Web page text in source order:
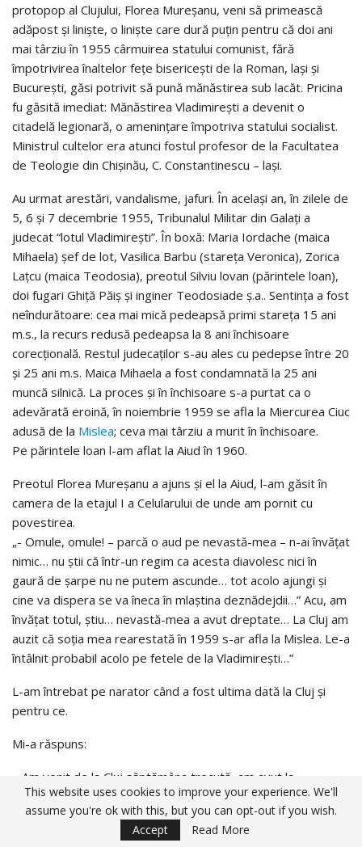
protopop al Clujului, Florea Mureşanu, veni să primească
adăpost şi linişte, o linişte care dură puţin pentru că doi ani
mai târziu în 1955 cârmuirea statului comunist, fără
împotrivirea înaltelor feţe bisericeşti de la Roman, laşi şi
Bucureşti, găsi potrivit să pună mănăstirea sub lacăt. Pricina
fu găsită imediat: Mănăstirea Vladimireşti a devenit o
citadelă legionară, o ameninţare împotriva statului socialist.
Ministrul cultelor era atunci fostul profesor de la Facultatea
de Teologie din Chişinău, C. Constantinescu – laşi.
Au urmat arestări, vandalisme, jafuri. În acelaşi an, în zilele de
5, 6 şi 7 decembrie 1955, Tribunalul Militar din Galaţi a
judecat “lotul Vladimireşti”. În boxă: Maria Iordache (maica
Mihaela) şef de lot, Vasilica Barbu (stareţa Veronica), Zorica
Lațcu (maica Teodosia), preotul Silviu lovan (părintele loan),
doi fugari Ghiţă Păiş şi inginer Teodosiade ş.a.. Sentinţa a fost
neîndurătoare: cea mai mică pedeapsă primi stareţa 15 ani
m.s., la recurs redusă pedeapsa la 8 ani închisoare
corecţională. Restul judecaţilor s-au ales cu pedepse între 20
şi 25 ani m.s. Maica Mihaela a fost condamnată la 25 ani
muncă silnică. La proces şi în închisoare s-a purtat ca o
adevărată eroină, în noiembrie 1959 se afla la Miercurea Ciuc
adusă de la Mislea; ceva mai târziu a murit în închisoare.
Pe părintele loan l-am aflat la Aiud în 1960.
Preotul Florea Mureşanu a ajuns şi el la Aiud, l-am găsit în
camera de la etajul I a Celularului de unde am pornit cu
povestirea.
„- Omule, omule! – parcă o aud pe nevastă-mea – n-ai învăţat
nimic… nu ştii că într-un regim ca acesta diavolesc nici în
gaură de şarpe nu ne putem ascunde… tot acolo ajungi şi
cine va dispera se va îneca în mlaştina deznădejdii…” Acu, am
învăţat totul, ştiu… nevastă-mea a avut dreptate… La Cluj am
auzit că soţia mea rearestată în 1959 s-ar afla la Mislea. Le-a
întâlnit probabil acolo pe fetele de la Vladimireşti…”
L-am întrebat pe narator când a fost ultima dată la Cluj şi
pentru ce.
Mi-a răspuns:
– Am venit de la Cluj săptămâna trecută, am avut la
Securitate o confruntare cu Lucian Blaga.
– Cum? A fost arestat Blaga?
This website uses cookies to improve your experience. We'll
assume you're ok with this, but you can opt-out if you wish.
Accept
Read More